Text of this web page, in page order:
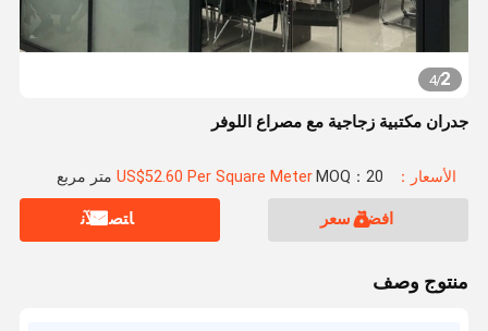
2
/
4
جدران مكتبية زجاجية مع مصراع اللوفر
الأسعار：US$52.60 Per Square Meter MOQ：20 متر مربع
افضل سعر ﺎﺘﺼﻟ ﺍﻶﻧ
منتوج وصف